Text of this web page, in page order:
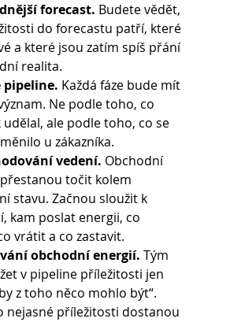
forecast. Budete vědět,
do forecastu patří, které
a které jsou zatím spíš přání
realita.
pipeline. Každá fáze bude mít
Ne podle toho, co
ale podle toho, co se
u zákazníka.
vedení. Obchodní
točit kolem
stavu. Začnou sloužit k
kam poslat energii, co
vrátit a co zastavit.
obchodní energií. Tým
v pipeline příležitosti jen
z toho něco mohlo být“.
nejasné příležitosti dostanou